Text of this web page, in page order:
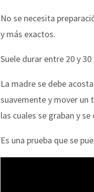
No se necesita
y más exactos.
Suele durar entre 20 y
La madre se debe
suavemente y mover un
las cuales se graban y
Es una prueba que se